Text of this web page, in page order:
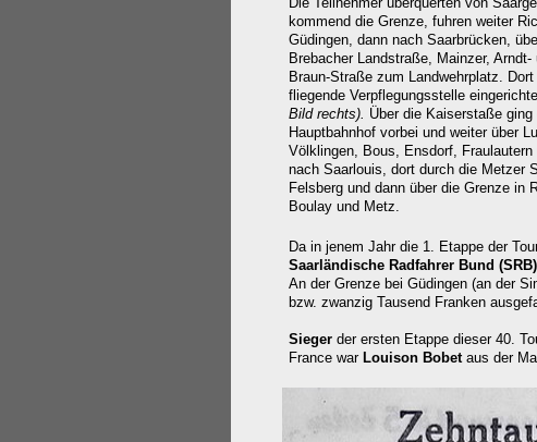
kommend die Grenze, fuhren weiter
Güdingen, dann nach Saarbrücken,
Brebacher Landstraße, Mainzer, Arndt-
Braun-Straße zum Landwehrplatz.
fliegende Verpflegungsstelle
Bild rechts). Über die Kaiserstaße ging
Hauptbahnhof vorbei und weiter über
Völklingen, Bous, Ensdorf, Fraulautern
nach Saarlouis, dort durch die Metzer
Felsberg und dann über die Grenze in
Boulay und Metz.
Da in jenem Jahr die 1. Etappe der
Saarländische Radfahrer Bund (SRB)
An der Grenze bei Güdingen (an der
bzw. zwanzig Tausend Franken
Sieger der ersten Etappe dieser 40.
France war Louison Bobet aus der